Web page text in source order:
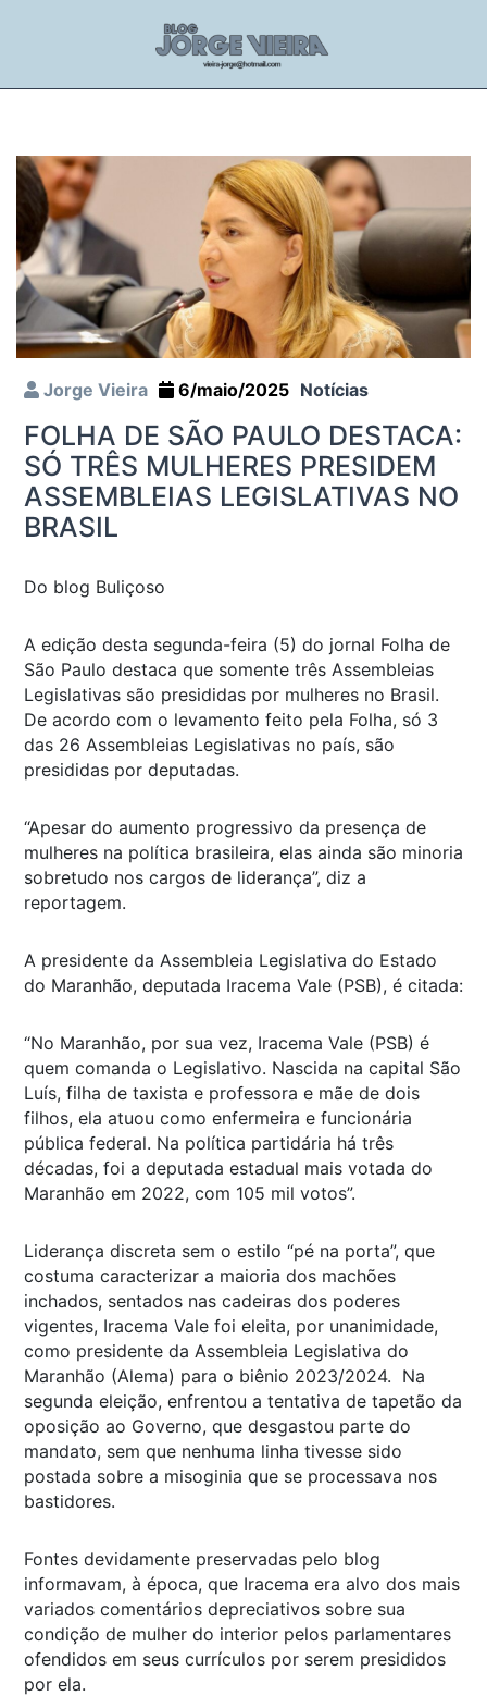
Jorge Vieira 6/maio/2025 Notícias
FOLHA DE SÃO PAULO DESTACA:
SÓ TRÊS MULHERES PRESIDEM
ASSEMBLEIAS LEGISLATIVAS NO
BRASIL
Do blog Buliçoso
A edição desta segunda-feira (5) do jornal Folha de
São Paulo destaca que somente três Assembleias
Legislativas são presididas por mulheres no Brasil.
De acordo com o levamento feito pela Folha, só 3
das 26 Assembleias Legislativas no país, são
presididas por deputadas.
“Apesar do aumento progressivo da presença de
mulheres na política brasileira, elas ainda são minoria
sobretudo nos cargos de liderança”, diz a
reportagem.
A presidente da Assembleia Legislativa do Estado
do Maranhão, deputada Iracema Vale (PSB), é citada:
“No Maranhão, por sua vez, Iracema Vale (PSB) é
quem comanda o Legislativo. Nascida na capital São
Luís, filha de taxista e professora e mãe de dois
filhos, ela atuou como enfermeira e funcionária
pública federal. Na política partidária há três
décadas, foi a deputada estadual mais votada do
Maranhão em 2022, com 105 mil votos”.
Liderança discreta sem o estilo “pé na porta”, que
costuma caracterizar a maioria dos machões
inchados, sentados nas cadeiras dos poderes
vigentes, Iracema Vale foi eleita, por unanimidade,
como presidente da Assembleia Legislativa do
Maranhão (Alema) para o biênio 2023/2024. Na
segunda eleição, enfrentou a tentativa de tapetão da
oposição ao Governo, que desgastou parte do
mandato, sem que nenhuma linha tivesse sido
postada sobre a misoginia que se processava nos
bastidores.
Fontes devidamente preservadas pelo blog
informavam, à época, que Iracema era alvo dos mais
variados comentários depreciativos sobre sua
condição de mulher do interior pelos parlamentares
ofendidos em seus currículos por serem presididos
por ela.